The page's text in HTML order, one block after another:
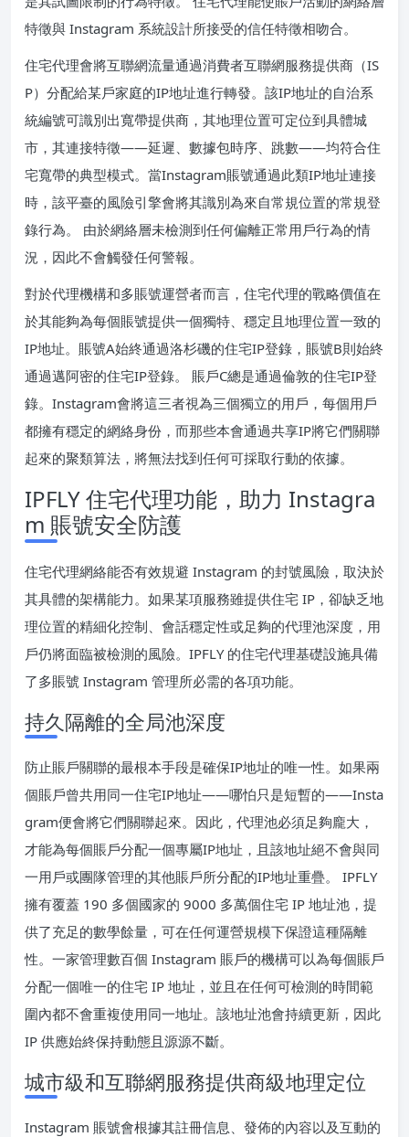
特徵與 Instagram 系統設計所接受的信任特徵相吻合。
住宅代理會將互聯網流量通過消費者互聯網服務提供商（IS
P）分配給某戶家庭的IP地址進行轉發。該IP地址的自治系
統編號可識別出寬帶提供商，其地理位置可定位到具體城
市，其連接特徵——延遲、數據包時序、跳數——均符合住
宅寬帶的典型模式。當Instagram賬號通過此類IP地址連接
時，該平臺的風險引擎會將其識別為來自常規位置的常規登
錄行為。 由於網絡層未檢測到任何偏離正常用戶行為的情
況，因此不會觸發任何警報。
對於代理機構和多賬號運營者而言，住宅代理的戰略價值在
於其能夠為每個賬號提供一個獨特、穩定且地理位置一致的
IP地址。賬號A始終通過洛杉磯的住宅IP登錄，賬號B則始終
通過邁阿密的住宅IP登錄。 賬戶C總是通過倫敦的住宅IP登
錄。Instagram會將這三者視為三個獨立的用戶，每個用戶
都擁有穩定的網絡身份，而那些本會通過共享IP將它們關聯
起來的聚類算法，將無法找到任何可採取行動的依據。
IPFLY 住宅代理功能，助力 Instagra
m 賬號安全防護
住宅代理網絡能否有效規避 Instagram 的封號風險，取決於
其具體的架構能力。如果某項服務雖提供住宅 IP，卻缺乏地
理位置的精細化控制、會話穩定性或足夠的代理池深度，用
戶仍將面臨被檢測的風險。IPFLY 的住宅代理基礎設施具備
了多賬號 Instagram 管理所必需的各項功能。
持久隔離的全局池深度
防止賬戶關聯的最根本手段是確保IP地址的唯一性。如果兩
個賬戶曾共用同一住宅IP地址——哪怕只是短暫的——Insta
gram便會將它們關聯起來。因此，代理池必須足夠龐大，
才能為每個賬戶分配一個專屬IP地址，且該地址絕不會與同
一用戶或團隊管理的其他賬戶所分配的IP地址重疊。 IPFLY
擁有覆蓋 190 多個國家的 9000 多萬個住宅 IP 地址池，提
供了充足的數學餘量，可在任何運營規模下保證這種隔離
性。一家管理數百個 Instagram 賬戶的機構可以為每個賬戶
分配一個唯一的住宅 IP 地址，並且在任何可檢測的時間範
圍內都不會重複使用同一地址。該地址池會持續更新，因此
IP 供應始終保持動態且源源不斷。
城市級和互聯網服務提供商級地理定位
Instagram 賬號會根據其註冊信息、發佈的內容以及互動的